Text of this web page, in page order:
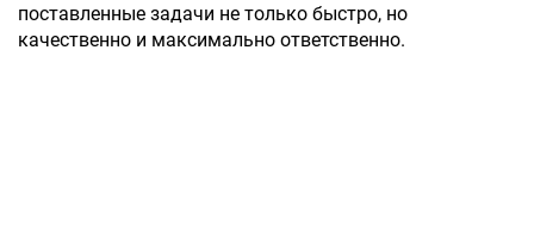
поставленные задачи не только быстро, но
качественно и максимально ответственно.